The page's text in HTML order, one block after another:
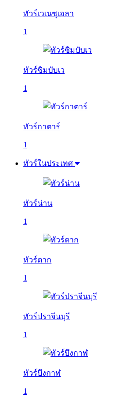
ทัวร์เวเนซุเอลา
1
ทัวร์ซิมบับเว
1
ทัวร์กาตาร์
1
ทัวร์ในประเทศ
ทัวร์น่าน
1
ทัวร์ตาก
1
ทัวร์ปราจีนบุรี
1
ทัวร์บึงกาฬ
1